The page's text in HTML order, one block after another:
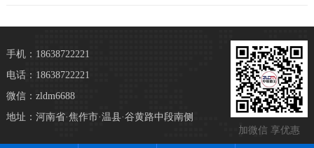
加微信 享优惠
手机：18638722221
电话：18638722221
微信：zldm6688
地址：河南省·焦作市·温县·谷黄路中段南侧